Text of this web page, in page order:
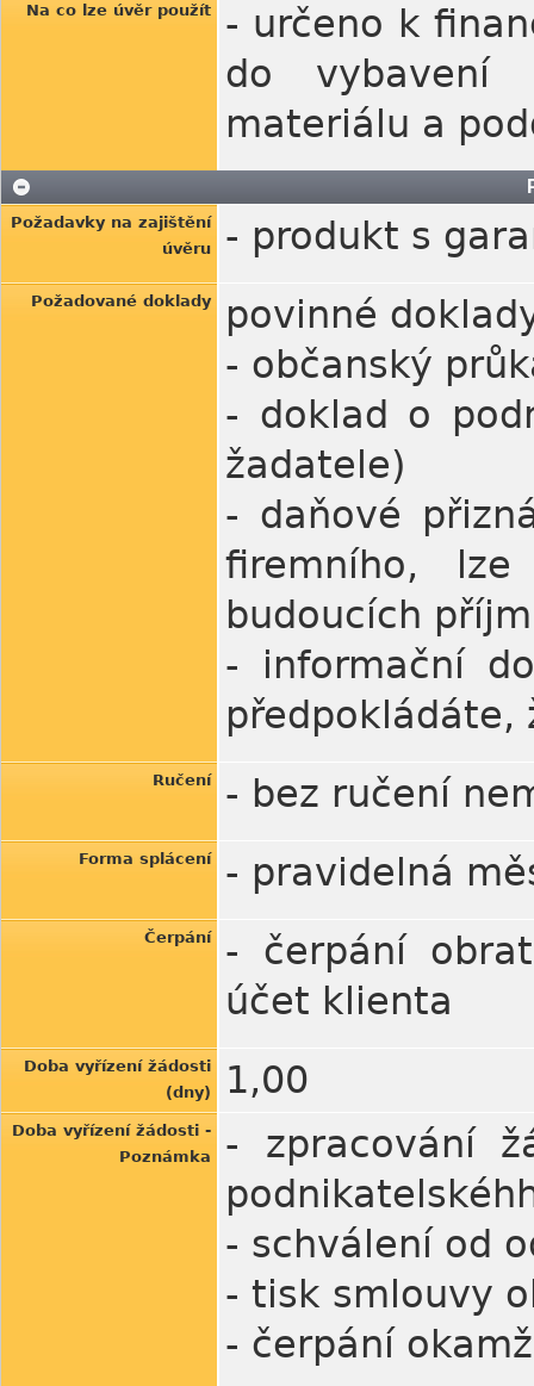
Na co lze úvěr použít
- určeno k
do vybavení
materiálu a
Požadavky na zajištění
úvěru
- produkt s
Požadované doklady
povinné
- občanský
- doklad o
žadatele)
- daňové
firemního,
budoucích
- informační
předpokládáte,
Ručení - bez ručení
Forma splácení - pravidelná
Čerpání
- čerpání
účet klienta
Doba vyřízení žádosti
(dny)
1,00
Doba vyřízení žádosti -
Poznámka
- zpracování
- schválení od
- tisk smlouvy
- čerpání